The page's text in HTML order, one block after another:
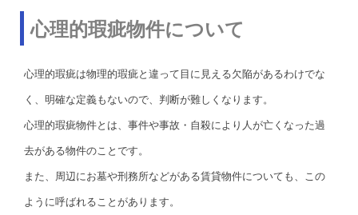
心理的瑕疵物件について
心理的瑕疵は物理的瑕疵と違って目に見える欠陥があるわけでな
く、明確な定義もないので、判断が難しくなります。
心理的瑕疵物件とは、事件や事故・自殺により人が亡くなった過
去がある物件のことです。
また、周辺にお墓や刑務所などがある賃貸物件についても、この
ように呼ばれることがあります。